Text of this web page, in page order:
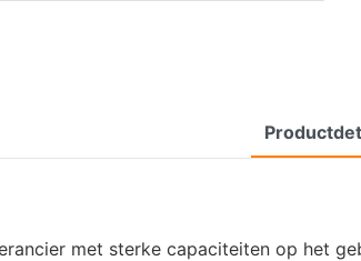
met sterke capaciteiten op het